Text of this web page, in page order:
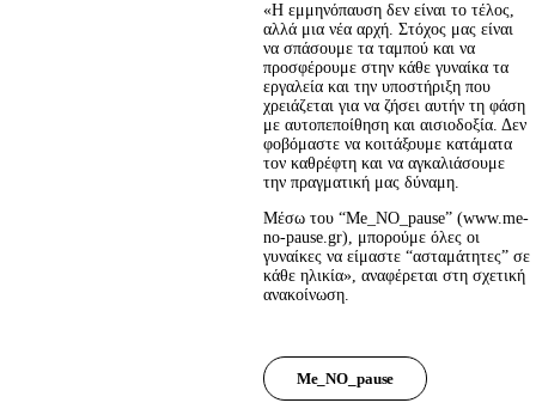
«Η εμμηνόπαυση δεν είναι το τέλος,
αλλά μια νέα αρχή. Στόχος μας είναι
να σπάσουμε τα ταμπού και να
προσφέρουμε στην κάθε γυναίκα τα
εργαλεία και την υποστήριξη που
χρειάζεται για να ζήσει αυτήν τη φάση
με αυτοπεποίθηση και αισιοδοξία. Δεν
φοβόμαστε να κοιτάξουμε κατάματα
τον καθρέφτη και να αγκαλιάσουμε
την πραγματική μας δύναμη.
Μέσω του “Me_NO_pause” (www.me-
no-pause.gr), μπορούμε όλες οι
γυναίκες να είμαστε “ασταμάτητες” σε
κάθε ηλικία», αναφέρεται στη σχετική
ανακοίνωση.
Me_NO_pause